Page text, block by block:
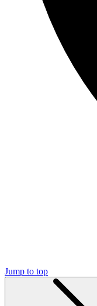
Jump to top